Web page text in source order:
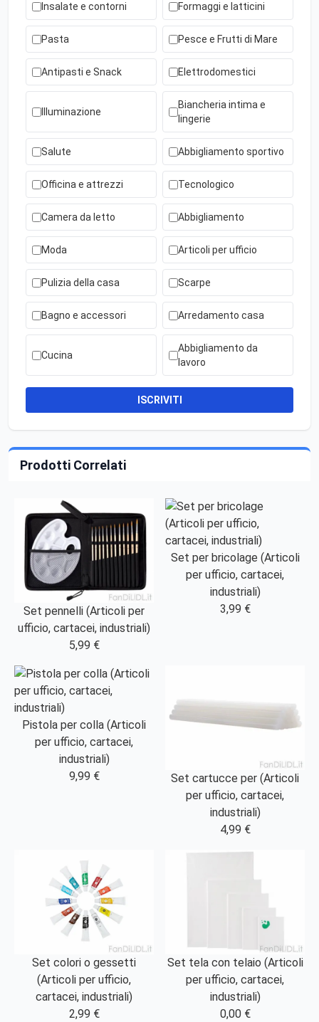
Insalate e contorni Formaggi e latticini
Pasta Pesce e Frutti di Mare
Antipasti e Snack Elettrodomestici
Illuminazione
Biancheria intima e
lingerie
Salute Abbigliamento sportivo
Officina e attrezzi Tecnologico
Camera da letto Abbigliamento
Moda Articoli per ufficio
Pulizia della casa Scarpe
Bagno e accessori Arredamento casa
Cucina
Abbigliamento da
lavoro
ISCRIVITI
Prodotti Correlati
Set pennelli (Articoli per
ufficio, cartacei, industriali)
5,99 €
Set per bricolage (Articoli
per ufficio, cartacei,
industriali)
3,99 €
Pistola per colla (Articoli
per ufficio, cartacei,
industriali)
9,99 €
Set cartucce per (Articoli
per ufficio, cartacei,
industriali)
4,99 €
Set colori o gessetti
(Articoli per ufficio,
cartacei, industriali)
2,99 €
Set tela con telaio (Articoli
per ufficio, cartacei,
industriali)
0,00 €